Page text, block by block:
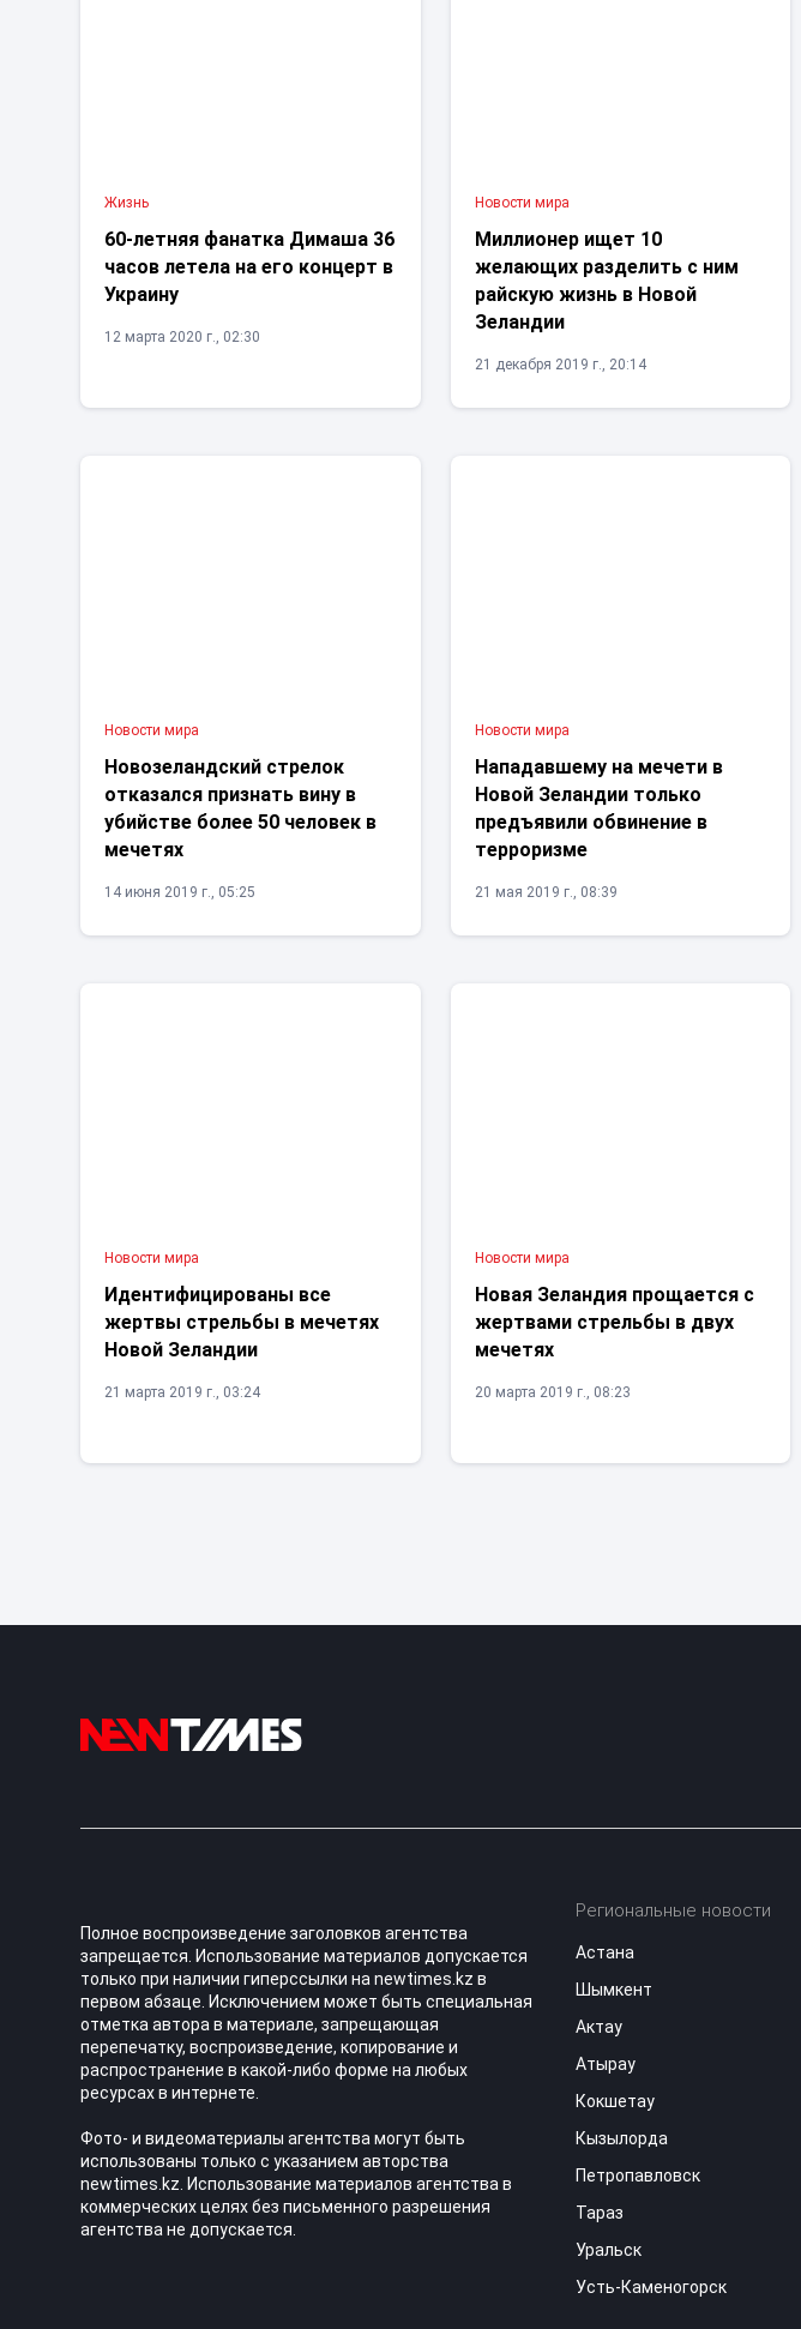
Жизнь
60-летняя фанатка Димаша 36
часов летела на его концерт в
Украину
12 марта 2020 г., 02:30
Новости мира
Миллионер ищет 10
желающих разделить с ним
райскую жизнь в Новой
Зеландии
21 декабря 2019 г., 20:14
Новости мира
Новозеландский стрелок
отказался признать вину в
убийстве более 50 человек в
мечетях
14 июня 2019 г., 05:25
Новости мира
Нападавшему на мечети в
Новой Зеландии только
предъявили обвинение в
терроризме
21 мая 2019 г., 08:39
Новости мира
Идентифицированы все
жертвы стрельбы в мечетях
Новой Зеландии
21 марта 2019 г., 03:24
Новости мира
Новая Зеландия прощается с
жертвами стрельбы в двух
мечетях
20 марта 2019 г., 08:23
Полное воспроизведение заголовков агентства
запрещается. Использование материалов допускается
только при наличии гиперссылки на newtimes.kz в
первом абзаце. Исключением может быть специальная
отметка автора в материале, запрещающая
перепечатку, воспроизведение, копирование и
распространение в какой-либо форме на любых
ресурсах в интернете.
Фото- и видеоматериалы агентства могут быть
использованы только с указанием авторства
newtimes.kz. Использование материалов агентства в
коммерческих целях без письменного разрешения
агентства не допускается.
Региональные новости
Астана
Шымкент
Актау
Атырау
Кокшетау
Кызылорда
Петропавловск
Тараз
Уральск
Усть-Каменогорск